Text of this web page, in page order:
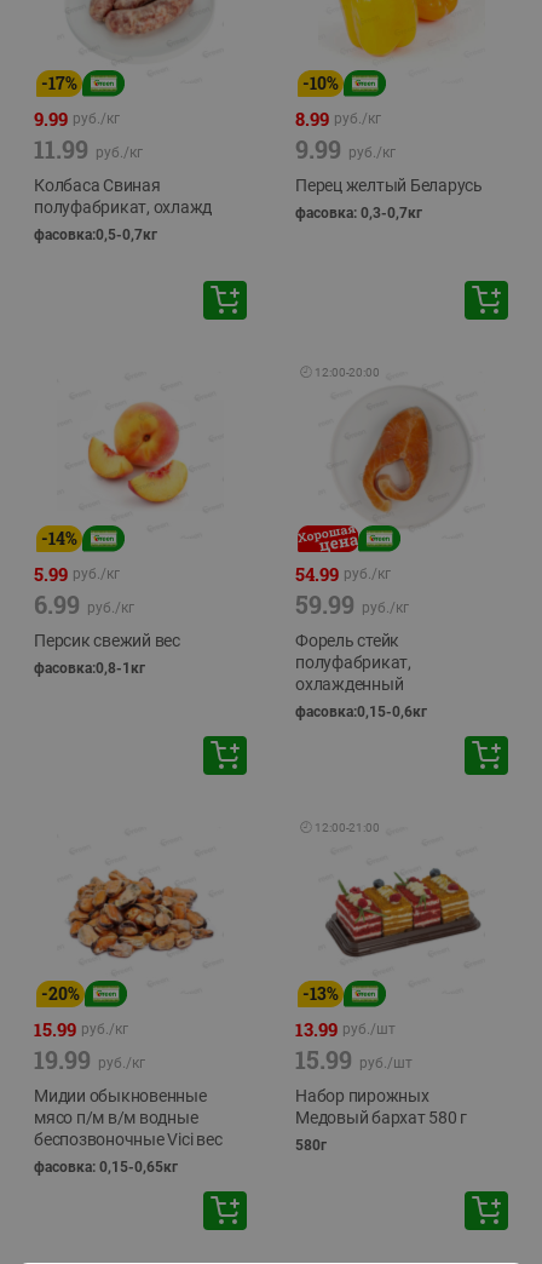
-17%
9.99 руб./кг
11.99 руб./кг
Колбаса Свиная
полуфабрикат, охлажд
фасовка:0,5-0,7кг
-10%
8.99 руб./кг
9.99 руб./кг
Перец желтый Беларусь
фасовка: 0,3-0,7кг
-14%
5.99 руб./кг
6.99 руб./кг
Персик свежий вес
фасовка:0,8-1кг
🕘 12:00-20:00
54.99 руб./кг
59.99 руб./кг
Форель стейк
полуфабрикат,
охлажденный
фасовка:0,15-0,6кг
-20%
15.99 руб./кг
19.99 руб./кг
Мидии обыкновенные
мясо п/м в/м водные
беспозвоночные Vici вес
фасовка: 0,15-0,65кг
🕘 12:00-21:00
-13%
13.99 руб./шт
15.99 руб./шт
Набор пирожных
Медовый бархат 580 г
580г